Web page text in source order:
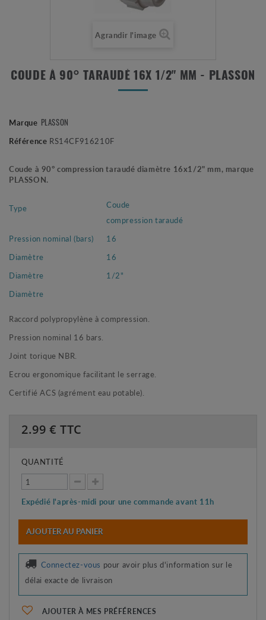
Agrandir l'image
COUDE À 90° TARAUDÉ 16X 1/2" MM - PLASSON
Marque PLASSON
Référence RS14CF916210F
Coude à 90° compression taraudé diamètre 16x1/2" mm, marque
PLASSON.
Type
Coude
compression taraudé
Pression nominal (bars)
16
Diamètre
16
Diamètre
1/2"
Diamètre
Raccord polypropylène à compression.
Pression nominal 16 bars.
Joint torique NBR.
Ecrou ergonomique facilitant le serrage.
Certifié ACS (agrément eau potable).
2.99 € TTC
QUANTITÉ
Expédié l'après-midi pour une commande avant 11h
AJOUTER AU PANIER
Connectez-vous pour avoir plus d'information sur le
délai exacte de livraison
AJOUTER À MES PRÉFÉRENCES